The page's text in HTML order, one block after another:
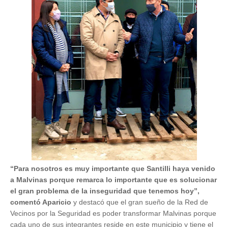
“Para nosotros es muy importante que Santilli haya venido
a Malvinas porque remarca lo importante que es solucionar
el gran problema de la inseguridad que tenemos hoy”,
comentó Aparicio y destacó que el gran sueño de la Red de
Vecinos por la Seguridad es poder transformar Malvinas porque
cada uno de sus integrantes reside en este municipio y tiene el